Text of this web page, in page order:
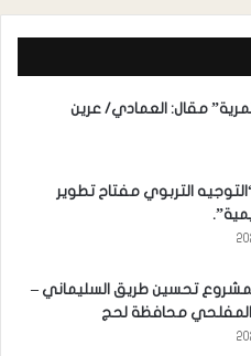
مقال: العمادي/ عرين
التربوي مفتاح تطوير
لمشروع تحسين طريق السليماني –
المفلحي محافظة لحج